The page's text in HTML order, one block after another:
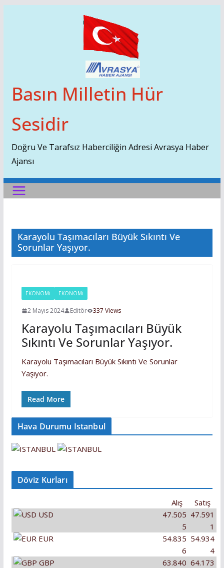
Basın Milletin Hür
Sesidir
Doğru Ve Tarafsız Haberciliğin Adresi Avrasya Haber
Ajansı
Karayolu Taşımacıları Büyük Sıkıntı Ve
Sorunlar Yaşıyor.
EKONOMİ EKONOMI
2 Mayıs 2024 Editör 337 Views
Karayolu Taşımacıları Büyük
Sıkıntı Ve Sorunlar Yaşıyor.
Karayolu Taşımacıları Büyük Sıkıntı Ve Sorunlar
Yaşıyor.
Read More
Hava Durumu Istanbul
Döviz Kurları
Satış
Alış
USD
47.591
1
47.505
5
EUR
54.934
4
54.835
6
GBP
64.173
63.840